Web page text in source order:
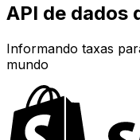
API de dados
Informando taxas
mundo